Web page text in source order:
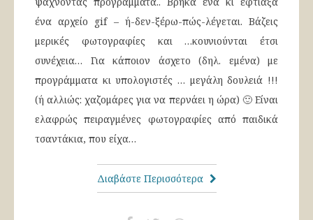
ένα αρχείο gif – ή-δεν-ξέρω-πώς-λέγεται. Βάζεις
μερικές φωτογραφίες και …κουνιούνται έτσι
συνέχεια… Για κάποιον άσχετο (δηλ. εμένα) με
προγράμματα κι υπολογιστές … μεγάλη δουλειά !!!
(ή αλλιώς: χαζομάρες για να περνάει η ώρα) 🙂 Είναι
ελαφρώς πειραγμένες φωτογραφίες από παιδικά
τσαντάκια, που είχα…
Διαβάστε Περισσότερα